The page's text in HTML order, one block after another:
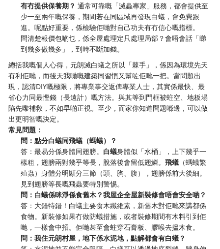
有冇提供保養期？ ​ 通常可靠嘅「滅蟲專家」服務，都會提供至
少一至兩年嘅保養，期間若在同區域再發現白蟻，會免費跟
進。呢點好重要，係檢驗佢哋對自己功夫有冇信心嘅指標。
問清楚報價包啲乜，係全屋處理定只處理局部？會唔會話「睇
到幾多做幾多」，到時不斷加錢。
總括我嘅個人心得，元朗滅白蟻之所以「棘手」，係因為環境先天
有利佢哋，而後天我哋嘅建築同習慣又幫咗佢哋一把。當問題出
現，認清DIY嘅極限，將專業事交返俾專業人士，其實係最快、最
省心力同最慳錢（長遠計）嘅方法。與其等到門框被蛀空、地板塌
陷先嚟補救，不如早啲正視。至少，而家你知道問題喺邊，可以做
出更明智嘅決定。
常見問題：
問：點分白蟻同飛蟻（螞蟻）？
答：最易分係身體同翅膀。 白蟻身體似「水桶」，上下幾乎一
樣粗，翅膀兩對幾乎等長，脫落後會留低翅鱗。飛蟻 （螞蟻繁
殖蟲）身體分明顯分三節（頭、胸、腹），翅膀係前大後細。
見到翅膀等長嘅飛蟲要特別警惕。
問：白蟻係咪淨係食舊木？我屋企全屋新裝修會唔會安全啲？
答：大錯特錯！白蟻主要食木纖維素，新舊木對佢哋來講都係
食物。新裝修如果冇做防蟻措施，或者裝修期間有木料引到佢
哋，一樣會中招。佢哋甚至會蛀穿石膏板、膠喉去搵木食。
問：我住元朗村屋，地下係水泥地，點解都會有白蟻？